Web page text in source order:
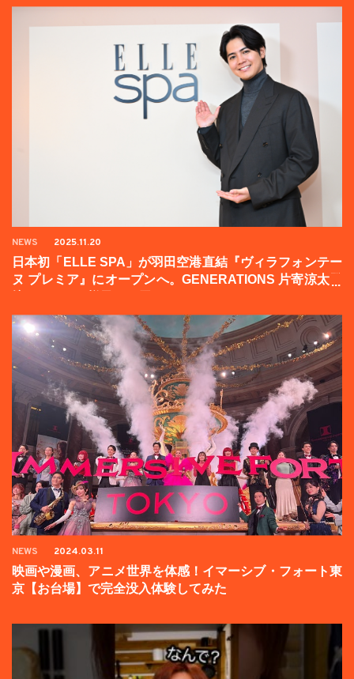
NEWS 2025.11.20
日本初「ELLE SPA」が羽田空港直結『ヴィラフォンテー
ヌ プレミア』にオープンへ。GENERATIONS 片寄涼太登
NEWS 2024.03.11
映画や漫画、アニメ世界を体感！イマーシブ・フォート東
京【お台場】で完全没入体験してみた